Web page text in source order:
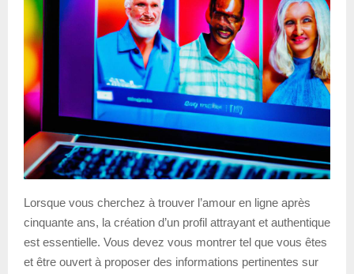
Lorsque vous cherchez à trouver l’amour en ligne après
cinquante ans, la création d’un profil attrayant et authentique
est essentielle. Vous devez vous montrer tel que vous êtes
et être ouvert à proposer des informations pertinentes sur